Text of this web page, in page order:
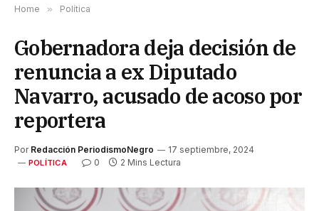
Home » Política
Gobernadora deja decisión de
renuncia a ex Diputado
Navarro, acusado de acoso por
reportera
Por Redacción PeriodismoNegro 17 septiembre, 2024
POLÍTICA 0 2 Mins Lectura